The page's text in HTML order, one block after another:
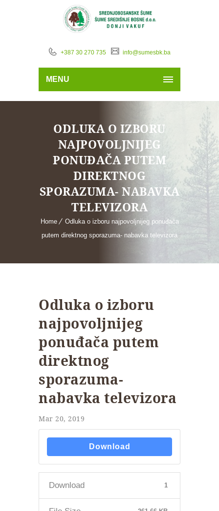
+387 30 270 735 info@sumesbk.ba
MENU
ODLUKA O IZBORU
NAJPOVOLJNIJEG
PONUĐAČA PUTEM
DIREKTNOG
SPORAZUMA- NABAVKA
TELEVIZORA
Home
Odluka o izboru najpovoljnijeg ponuđača
putem direktnog sporazuma- nabavka televizora
Odluka o izboru
najpovoljnijeg
ponuđača putem
direktnog
sporazuma-
nabavka televizora
Mar 20, 2019
Download
Download 1